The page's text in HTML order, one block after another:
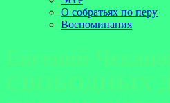
О собратьях по перу
Воспоминания